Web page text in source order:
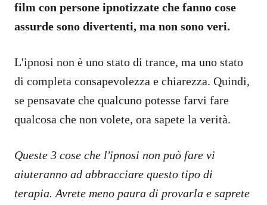
film con persone ipnotizzate che fanno cose
assurde sono divertenti, ma non sono veri.
L'ipnosi non è uno stato di trance, ma uno stato
di completa consapevolezza e chiarezza. Quindi,
se pensavate che qualcuno potesse farvi fare
qualcosa che non volete, ora sapete la verità.
Queste 3 cose che l'ipnosi non può fare vi
aiuteranno ad abbracciare questo tipo di
terapia. Avrete meno paura di provarla e saprete